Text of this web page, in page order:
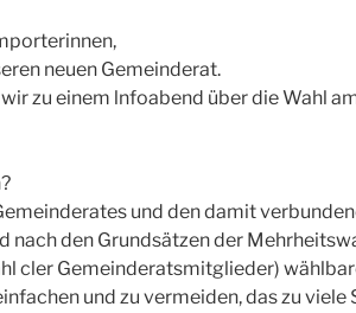
neuen Gemeinderat.
zu einem lnfoabend über die Wahl
und den damit
nach den Grundsätzen der
cler Gemeinderatsmitglieder)
und zu vermeiden, das zu